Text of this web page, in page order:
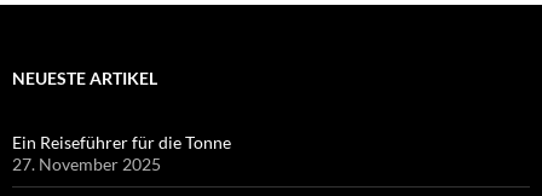
NEUESTE ARTIKEL
Ein Reiseführer für die Tonne
27. November 2025